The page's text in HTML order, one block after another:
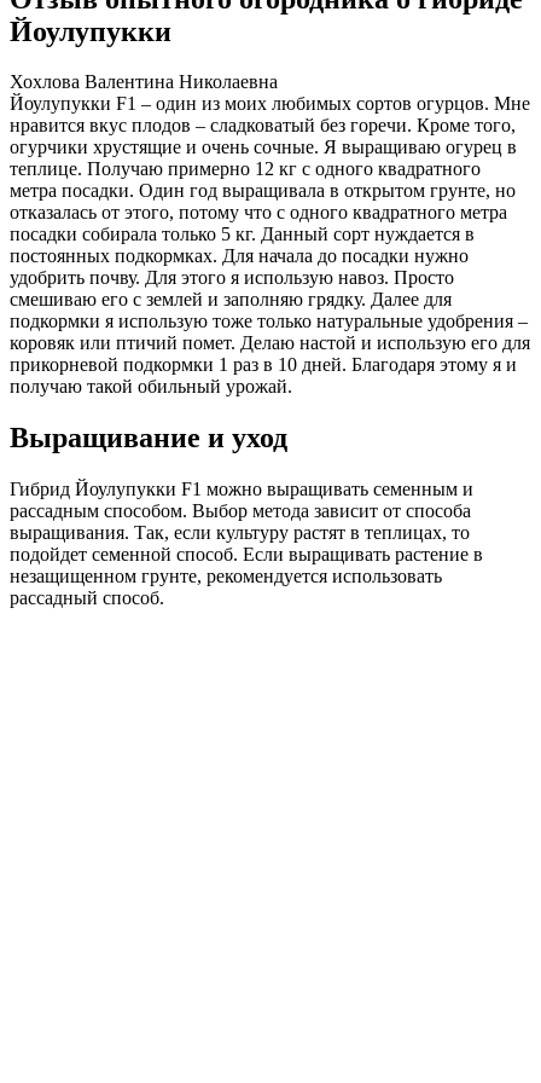
Йоулупукки
Хохлова Валентина Николаевна
Йоулупукки F1 – один из моих любимых сортов огурцов. Мне
нравится вкус плодов – сладковатый без горечи. Кроме того,
огурчики хрустящие и очень сочные. Я выращиваю огурец в
теплице. Получаю примерно 12 кг с одного квадратного
метра посадки. Один год выращивала в открытом грунте, но
отказалась от этого, потому что с одного квадратного метра
посадки собирала только 5 кг. Данный сорт нуждается в
постоянных подкормках. Для начала до посадки нужно
удобрить почву. Для этого я использую навоз. Просто
смешиваю его с землей и заполняю грядку. Далее для
подкормки я использую тоже только натуральные удобрения –
коровяк или птичий помет. Делаю настой и использую его для
прикорневой подкормки 1 раз в 10 дней. Благодаря этому я и
получаю такой обильный урожай.
Выращивание и уход
Гибрид Йоулупукки F1 можно выращивать семенным и
рассадным способом. Выбор метода зависит от способа
выращивания. Так, если культуру растят в теплицах, то
подойдет семенной способ. Если выращивать растение в
незащищенном грунте, рекомендуется использовать
рассадный способ.